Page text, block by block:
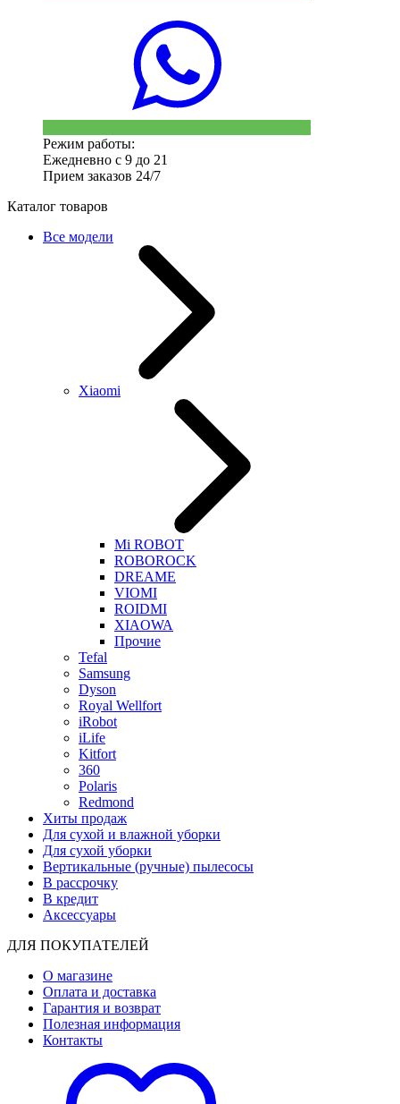
Режим работы:
Ежедневно с 9 до 21
Прием заказов 24/7
Каталог товаров
Все модели
Xiaomi
Mi ROBOT
ROBOROCK
DREAME
VIOMI
ROIDMI
XIAOWA
Прочие
Tefal
Samsung
Dyson
Royal Wellfort
iRobot
iLife
Kitfort
360
Polaris
Redmond
Хиты продаж
Для сухой и влажной уборки
Для сухой уборки
Вертикальные (ручные) пылесосы
В рассрочку
В кредит
Аксессуары
ДЛЯ ПОКУПАТЕЛЕЙ
О магазине
Оплата и доставка
Гарантия и возврат
Полезная информация
Контакты